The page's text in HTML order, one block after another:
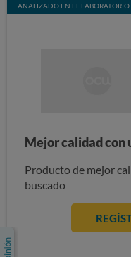
ANALIZADO EN EL LABORATORIO
Mejor calidad con
Producto de mejor
buscado